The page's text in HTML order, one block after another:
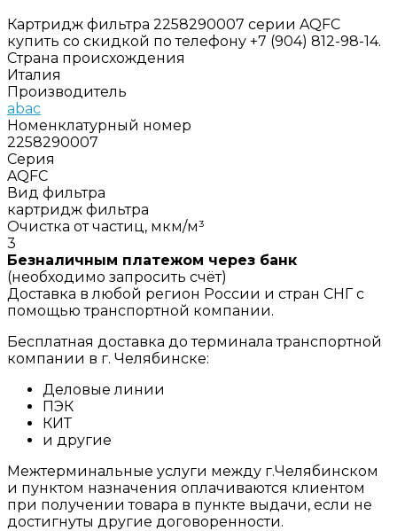
Картридж фильтра 2258290007 серии AQFC
купить со скидкой по телефону +7 (904) 812-98-14.
Страна происхождения
Италия
Производитель
abac
Номенклатурный номер
2258290007
Серия
AQFC
Вид фильтра
картридж фильтра
Очистка от частиц, мкм/м³
3
Безналичным платежом через банк
(необходимо запросить счёт)
Доставка в любой регион России и стран СНГ с
помощью транспортной компании.
Бесплатная доставка до терминала транспортной
компании в г. Челябинске:
Деловые линии
ПЭК
КИТ
и другие
Межтерминальные услуги между г.Челябинском
и пунктом назначения оплачиваются клиентом
при получении товара в пункте выдачи, если не
достигнуты другие договоренности.